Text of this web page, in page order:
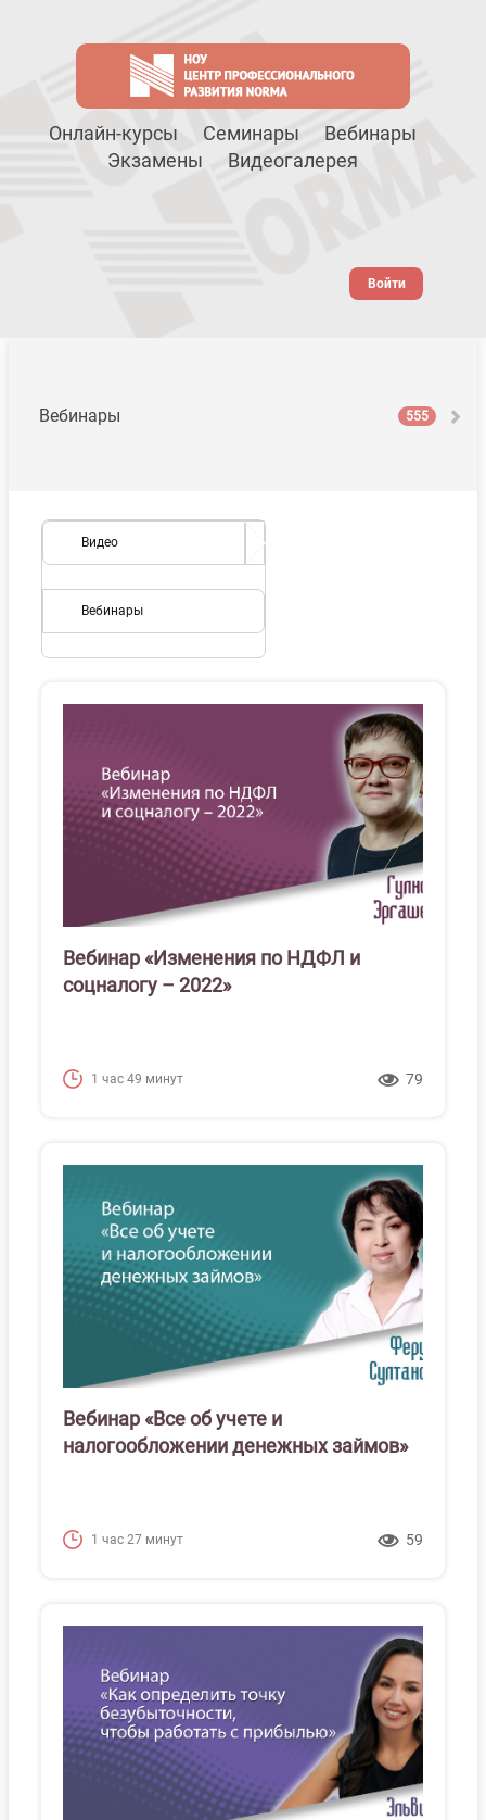
Онлайн-курсы Семинары
Вебинары
Экзамены
Видеогалерея
Войти
Вебинары 555
Видео
Вебинары
Вебинар «Изменения по НДФЛ и
соцналогу – 2022»
1 час 49 минут 79
Вебинар «Все об учете и
налогообложении денежных займов»
1 час 27 минут 59